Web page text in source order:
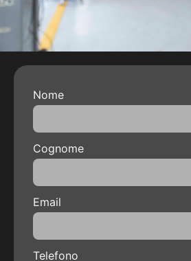
Nome
Cognome
Email
Telefono